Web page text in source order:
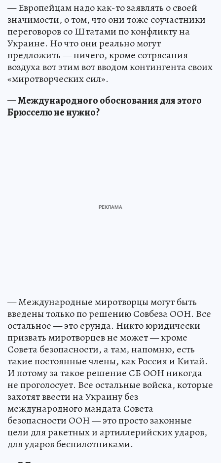
— Европейцам надо как-то заявлять о своей
значимости, о том, что они тоже соучастники
переговоров со Штатами по конфликту на
Украине. Но что они реально могут
предложить — ничего, кроме сотрясания
воздуха вот этим вот вводом контингента своих
«миротворческих сил».
— Международного обоснования для этого
Брюсселю не нужно?
— Международные миротворцы могут быть
введены только по решению Совбеза ООН. Все
остальное — это ерунда. Никто юридически
призвать миротворцев не может — кроме
Совета безопасности, а там, напомню, есть
такие постоянные члены, как Россия и Китай.
И потому за такое решение СБ ООН никогда
не проголосует. Все остальные войска, которые
захотят ввести на Украину без
международного мандата Совета
безопасности ООН — это просто законные
цели для ракетных и артиллерийских ударов,
для ударов беспилотниками.